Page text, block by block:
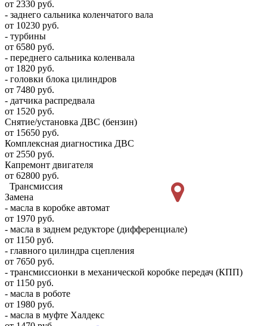
от 2330 руб.
- заднего сальника коленчатого вала
от 10230 руб.
- турбины
от 6580 руб.
- переднего сальника коленвала
от 1820 руб.
- головки блока цилиндров
от 7480 руб.
- датчика распредвала
от 1520 руб.
Снятие/установка ДВС (бензин)
от 15650 руб.
Комплексная диагностика ДВС
от 2550 руб.
Капремонт двигателя
от 62800 руб.
Трансмиссия
Замена
- масла в коробке автомат
от 1970 руб.
- масла в заднем редукторе (дифференциале)
от 1150 руб.
- главного цилиндра сцепления
от 7650 руб.
- трансмиссионки в механической коробке передач (КПП)
от 1150 руб.
- масла в роботе
от 1980 руб.
- масла в муфте Халдекс